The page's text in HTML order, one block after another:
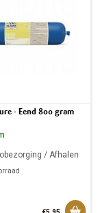
mandje
- Eend 800 gram
/ Afhalen